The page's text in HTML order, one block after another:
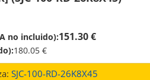
no incluido):151.30 €
180.05 €
SJC-100-RD-26K8X45